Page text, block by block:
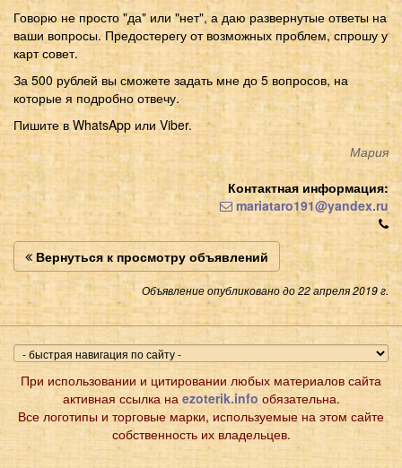
Говорю не просто "да" или "нет", а даю развернутые ответы на
ваши вопросы. Предостерегу от возможных проблем, спрошу у
карт совет.
За 500 рублей вы сможете задать мне до 5 вопросов, на
которые я подробно отвечу.
Пишите в WhatsApp или Viber.
Мария
Контактная информация:
mariataro191@yandex.ru
Вернуться к просмотру объявлений
Объявление опубликовано до 22 апреля 2019 г.
При использовании и цитировании любых материалов сайта
активная ссылка на ezoterik.info обязательна.
Все логотипы и торговые марки, используемые на этом сайте
собственность их владельцев.